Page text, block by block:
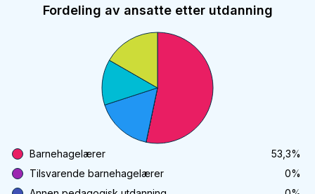
Fordeling av ansatte etter utdanning
Barnehagelærer 53,3%
Tilsvarende barnehagelærer
0%